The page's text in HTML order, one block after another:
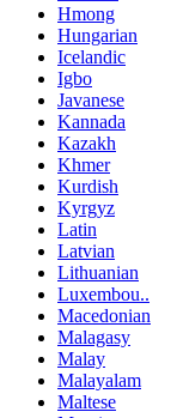
Hmong
Hungarian
Icelandic
Igbo
Javanese
Kannada
Kazakh
Khmer
Kurdish
Kyrgyz
Latin
Latvian
Lithuanian
Luxembou..
Macedonian
Malagasy
Malay
Malayalam
Maltese